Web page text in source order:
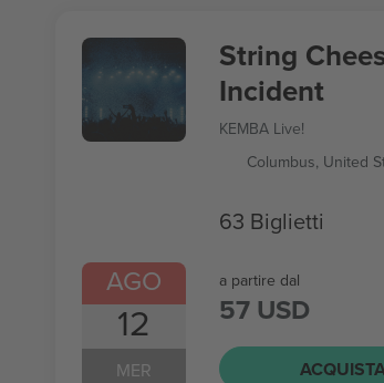
AGO
12
MER
String
Incident
KEMBA Live!
Columbus, United
63 Biglietti
a partire dal
57 USD